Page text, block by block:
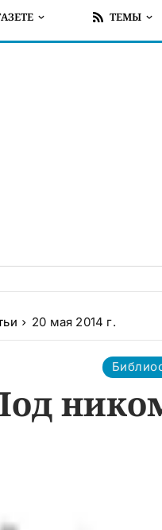
ТЕМЫ
20 мая 2014 г.